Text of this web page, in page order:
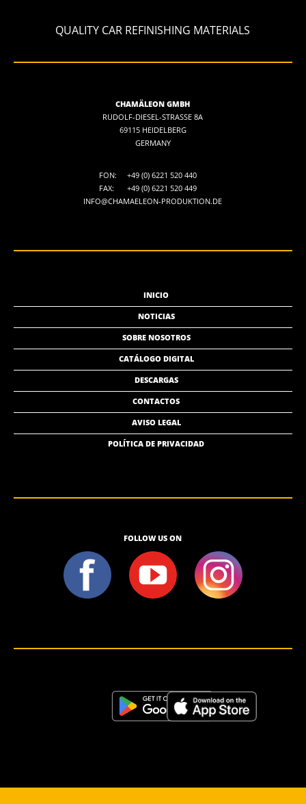
QUALITY CAR REFINISHING MATERIALS
CHAMÄLEON GMBH
RUDOLF-DIESEL-STRASSE 8A
69115 HEIDELBERG
GERMANY
FON:
+49 (0) 6221 520 440
FAX:
+49 (0) 6221 520 449
INFO@CHAMAELEON-PRODUKTION.DE
INICIO
NOTICIAS
SOBRE NOSOTROS
CATÁLOGO DIGITAL
DESCARGAS
CONTACTOS
AVISO LEGAL
POLÍTICA DE PRIVACIDAD
FOLLOW US ON